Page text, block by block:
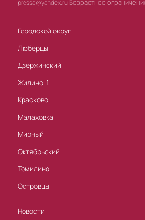
pressa@yandex.ru Возрастное
Городской округ
Люберцы
Дзержинский
Жилино-1
Красково
Малаховка
Мирный
Октябрьский
Томилино
Островцы
Новости